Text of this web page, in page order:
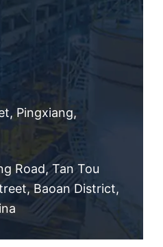
Pingxiang,
Road, Tan Tou
Baoan District,